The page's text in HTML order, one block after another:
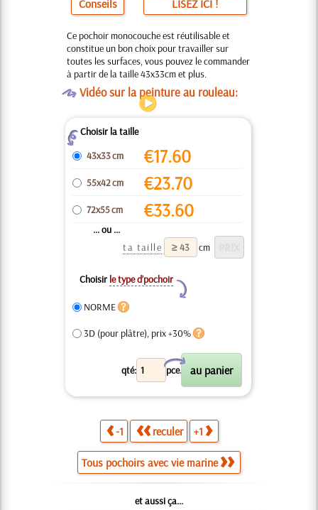
Conseils LISEZ ICI !
Ce pochoir monocouche est réutilisable et
constitue un bon choix pour travailler sur
toutes les surfaces, vous pouvez le commander
à partir de la taille 43x33cm et plus.
OVidéo sur la peinture au rouleau:
ZChoisir la taille
43x33 cm
€17.60
55x42 cm €23.70
72x55 cm €33.60
... ou ...
ta taille
cm
Choisir le type d’pochoir
Y
NORME
3D (pour plâtre), prix +30%
qté: pce.
X
-1 reculer +1
Tous pochoirs avec vie marine
et aussi ça...